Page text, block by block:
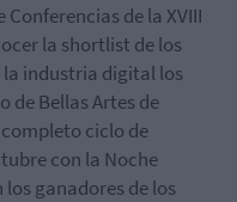
de la XVIII
la shortlist de los
industria digital los
de Bellas Artes de
ciclo de
con la Noche
ganadores de los